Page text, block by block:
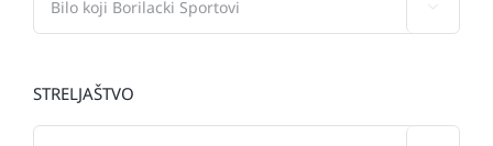
STRELJAŠTVO